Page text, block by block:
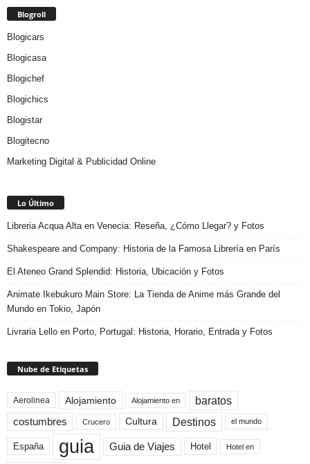
Blogroll
Blogicars
Blogicasa
Blogichef
Blogichics
Blogistar
Blogitecno
Marketing Digital & Publicidad Online
Lo Último
Libreria Acqua Alta en Venecia: Reseña, ¿Cómo Llegar? y Fotos
Shakespeare and Company: Historia de la Famosa Librería en París
El Ateneo Grand Splendid: Historia, Ubicación y Fotos
Animate Ikebukuro Main Store: La Tienda de Anime más Grande del
Mundo en Tokio, Japón
Livraria Lello en Porto, Portugal: Historia, Horario, Entrada y Fotos
Nube de Etiquetas
Aerolinea Alojamiento Alojamiento en baratos
costumbres Crucero Cultura Destinos el mundo
España guia Guia de Viajes Hotel Hotel en